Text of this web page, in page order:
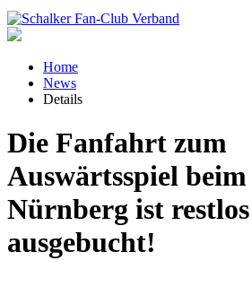
Home
News
Details
Die Fanfahrt zum
Auswärtsspiel beim
Nürnberg ist restlos
ausgebucht!